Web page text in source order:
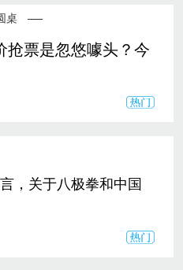
桌
抢票是忽悠噱头？今
，关于八极拳和中国